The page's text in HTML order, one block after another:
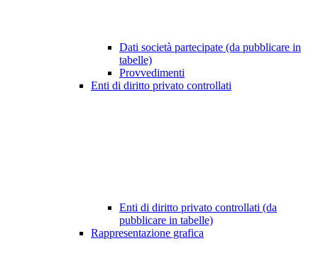
Dati società partecipate (da pubblicare in
tabelle)
Provvedimenti
Enti di diritto privato controllati
Enti di diritto privato controllati (da
pubblicare in tabelle)
Rappresentazione grafica